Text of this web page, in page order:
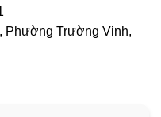
Phường Trường Vinh,